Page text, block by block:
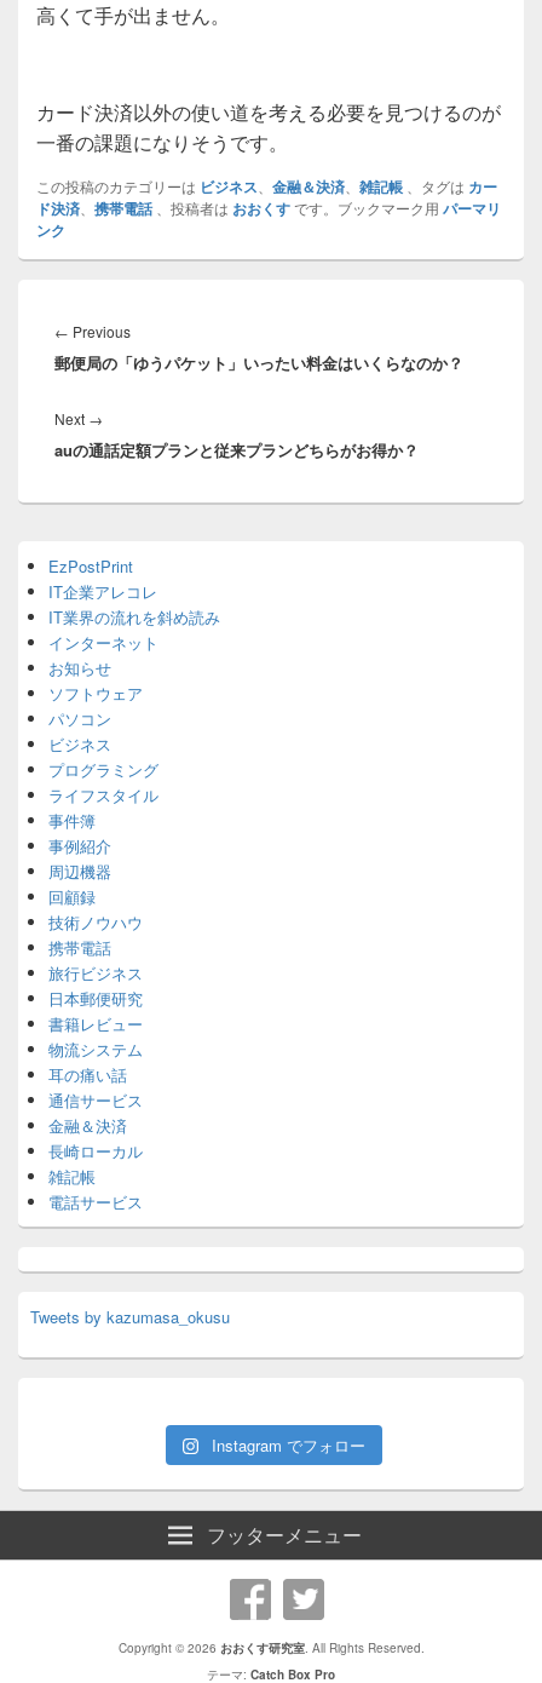
高くて手が出ません。
カード決済以外の使い道を考える必要を見つけるのが
一番の課題になりそうです。
この投稿のカテゴリーは ビジネス、 金融＆決済、 雑記帳 、タグは カー
ド決済、 携帯電話、投稿者は おおくすです。ブックマーク用 パーマリ
ンク
稿
ナ
ゲ
シ
← PreviousPrevious
post:
郵便局の「ゆうパケット」いったい料金はいくらなのか？
Next →
post:
auの通話定額プランと従来プランどちらがお得か？
Sidebar
Widget
Area
EzPostPrint
IT企業アレコレ
IT業界の流れを斜め読み
インターネット
お知らせ
ソフトウェア
パソコン
ビジネス
プログラミング
ライフスタイル
事件簿
事例紹介
周辺機器
回顧録
技術ノウハウ
携帯電話
旅行ビジネス
日本郵便研究
書籍レビュー
物流システム
耳の痛い話
通信サービス
金融＆決済
長崎ローカル
雑記帳
電話サービス
Tweets by kazumasa_okusu
Instagram でフォロー
フッターメニュー
Copyright © 2026 おおくす研究室. All Rights Reserved.
テーマ: Catch Box Pro